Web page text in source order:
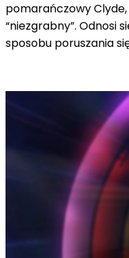
pomarańczowy
“niezgrabny”. Odnosi
sposobu poruszania